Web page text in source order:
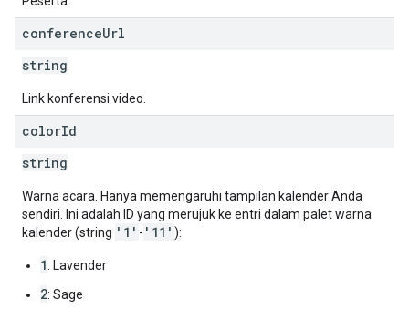
conferenceUrl
string
Link konferensi video.
colorId
string
Warna acara. Hanya memengaruhi tampilan kalender Anda
sendiri. Ini adalah ID yang merujuk ke entri dalam palet warna
kalender (string '1' - '11' ):
1: Lavender
2: Sage